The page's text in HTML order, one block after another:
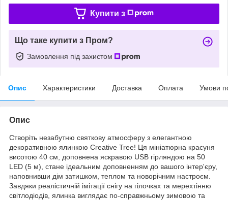
Купити з
Що таке купити з Пром?
Замовлення під захистом
Опис Характеристики Доставка Оплата Умови
Опис
Створіть незабутню святкову атмосферу з елегантною
декоративною ялинкою Creative Tree! Ця мініатюрна красуня
висотою 40 см, доповнена яскравою USB гірляндою на 50
LED (5 м), стане ідеальним доповненням до вашого інтер'єру,
наповнивши дім затишком, теплом та новорічним настроєм.
Завдяки реалістичній імітації снігу на гілочках та мерехтінню
світлодіодів, ялинка виглядає по-справжньому зимовою та